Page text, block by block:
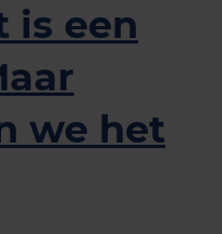
is een
we het